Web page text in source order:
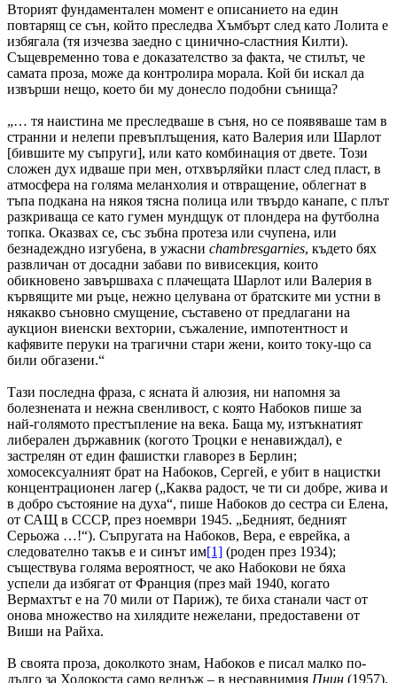
Вторият фундаментален момент е описанието на един
повтарящ се сън, който преследва Хъмбърт след като Лолита е
избягала (тя изчезва заедно с цинично-сластния Килти).
Същевременно това е доказателство за факта, че стилът, че
самата проза, може да контролира морала. Кой би искал да
извърши нещо, което би му донесло подобни сънища?
„… тя наистина ме преследваше в съня, но се появяваше там в
странни и нелепи превъплъщения, като Валерия или Шарлот
[бившите му съпруги], или като комбинация от двете. Този
сложен дух идваше при мен, отхвърляйки пласт след пласт, в
атмосфера на голяма меланхолия и отвращение, облегнат в
тъпа подкана на някоя тясна полица или твърдо канапе, с плът
разкриваща се като гумен мундщук от плондера на футболна
топка. Оказвах се, със зъбна протеза или счупена, или
безнадеждно изгубена, в ужасни chambresgarnies, където бях
развличан от досадни забави по вивисекция, които
обикновено завършваха с плачещата Шарлот или Валерия в
кървящите ми ръце, нежно целувана от братските ми устни в
някакво съновно смущение, съставено от предлагани на
аукцион виенски вехтории, съжаление, импотентност и
кафявите перуки на трагични стари жени, които току-що са
били обгазени.“
Тази последна фраза, с ясната й алюзия, ни напомня за
болезнената и нежна свенливост, с която Набоков пише за
най-голямото престъпление на века. Баща му, изтъкнатият
либерален държавник (когото Троцки е ненавиждал), е
застрелян от един фашистки главорез в Берлин;
хомосексуалният брат на Набоков, Сергей, е убит в нацистки
концентрационен лагер („Каква радост, че ти си добре, жива и
в добро състояние на духа“, пише Набоков до сестра си Елена,
от САЩ в СССР, през ноември 1945. „Бедният, бедният
Серьожа …!“). Съпругата на Набоков, Вера, е еврейка, а
следователно такъв е и синът им[1] (роден през 1934);
съществува голяма вероятност, че ако Набокови не бяха
успели да избягат от Франция (през май 1940, когато
Вермахтът е на 70 мили от Париж), те биха станали част от
онова множество на хилядите нежелани, предоставени от
Виши на Райха.
В своята проза, доколкото знам, Набоков е писал малко по-
дълго за Холокоста само веднъж – в несравнимия Пнин (1957).